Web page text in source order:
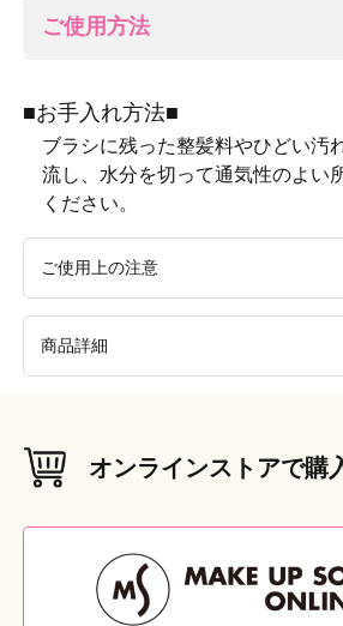
ご使用方法
■お手入れ方法■
ブラシに残った整髪料やひどい汚
流し、水分を切って通気性のよい
ください。
ご使用上の注意
い。・頭皮に湿疹等の異常がある時は
い。・ブラッシングは頭皮に負担がか
ださい。ドライヤーの熱を長時間あて
上）をかけたりすると本体の変形の恐
い。・ご使用後は通気性のよい所で清
い。・お子様の手の届かない所に保管
商品詳細
コン・抗菌剤含有）、ハンドル：ABS
22g
本体サイズ （W×D×H（mm））
W27 × D9 × H97
オンラインストアで購